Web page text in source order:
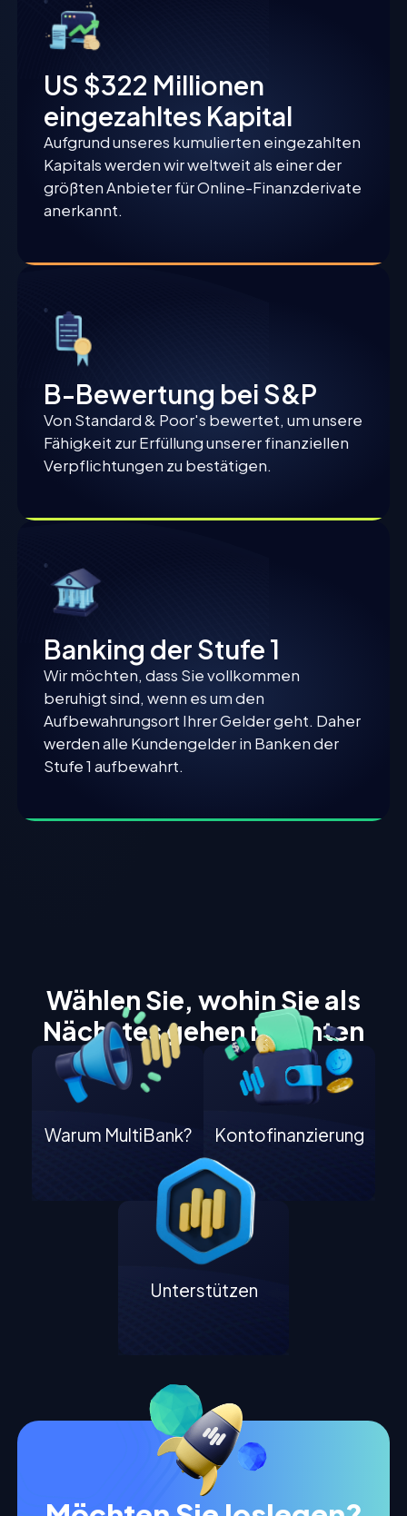
US $322 Millionen
eingezahltes Kapital
Aufgrund unseres kumulierten eingezahlten
Kapitals werden wir weltweit als einer der
größten Anbieter für Online-Finanzderivate
anerkannt.
B-Bewertung bei S&P
Von Standard & Poor's bewertet, um unsere
Fähigkeit zur Erfüllung unserer finanziellen
Verpflichtungen zu bestätigen.
Banking der Stufe 1
Wir möchten, dass Sie vollkommen
beruhigt sind, wenn es um den
Aufbewahrungsort Ihrer Gelder geht. Daher
werden alle Kundengelder in Banken der
Stufe 1 aufbewahrt.
Wählen Sie, wohin Sie als
Nächstes gehen möchten
Warum MultiBank? Kontofinanzierung
Unterstützen